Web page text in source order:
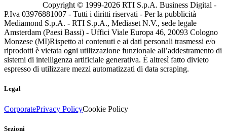
Copyright © 1999-2026 RTI S.p.A. Business Digital -
P.Iva 03976881007 - Tutti i diritti riservati - Per la pubblicità
Mediamond S.p.A. - RTI S.p.A., Mediaset N.V., sede legale
Amsterdam (Paesi Bassi) - Uffici Viale Europa 46, 20093 Cologno
Monzese (MI)Rispetto ai contenuti e ai dati personali trasmessi e/o
riprodotti è vietata ogni utilizzazione funzionale all’addestramento di
sistemi di intelligenza artificiale generativa. È altresì fatto divieto
espresso di utilizzare mezzi automatizzati di data scraping.
Legal
CorporatePrivacy PolicyCookie Policy
Sezioni